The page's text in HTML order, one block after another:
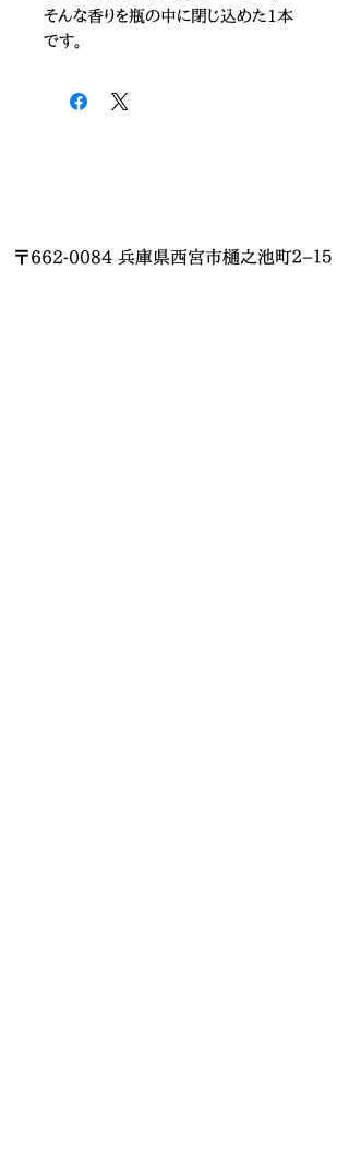
そんな香りを瓶の中に閉じ込めた1本
です。
〒662-0084 兵庫県西宮市樋之池町２−１５